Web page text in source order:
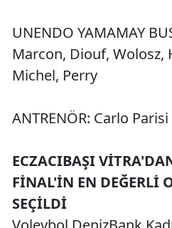
UNENDO YAMAMAY
Marcon, Diouf, Wolosz,
Michel, Perry
ANTRENÖR: Carlo Parisi
ECZACIBAŞI
FİNAL'İN EN DEĞERLİ
SEÇİLDİ